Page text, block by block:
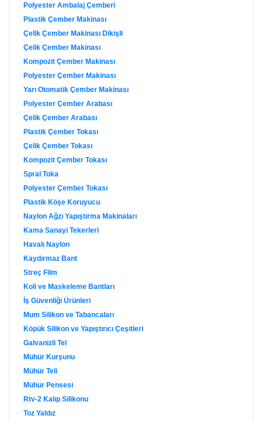
Polyester Ambalaj Çemberi
Plastik Çember Makinası
Çelik Çember Makinası Dikişli
Çelik Çember Makinası
Kompozit Çember Makinası
Polyester Çember Makinası
Yarı Otomatik Çember Makinası
Polyester Çember Arabası
Çelik Çember Arabası
Plastik Çember Tokası
Çelik Çember Tokası
Kompozit Çember Tokası
Spral Toka
Polyester Çember Tokası
Plastik Köşe Koruyucu
Naylon Ağzı Yapıştırma Makinaları
Kama Sanayi Tekerleri
Havalı Naylon
Kaydırmaz Bant
Streç Film
Koli ve Maskeleme Bantları
İş Güvenliği Ürünleri
Mum Silikon ve Tabancaları
Köpük Silikon ve Yapıştırıcı Çeşitleri
Galvanizli Tel
Mühür Kurşunu
Mühür Teli
Mühür Pensesi
Rtv-2 Kalıp Silikonu
Toz Yaldız